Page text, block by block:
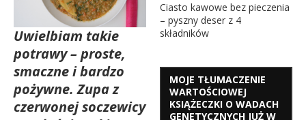
Uwielbiam takie
potrawy – proste,
smaczne i bardzo
pożywne. Zupa z
czerwonej soczewicy
Ciasto kawowe bez pieczenia
– pyszny deser z 4
składników
MOJE TŁUMACZENIE
WARTOŚCIOWEJ
KSIĄŻECZKI O WADACH
GENETYCZNYCH JUŻ W